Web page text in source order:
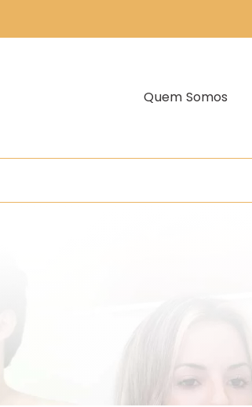
Quem Somos